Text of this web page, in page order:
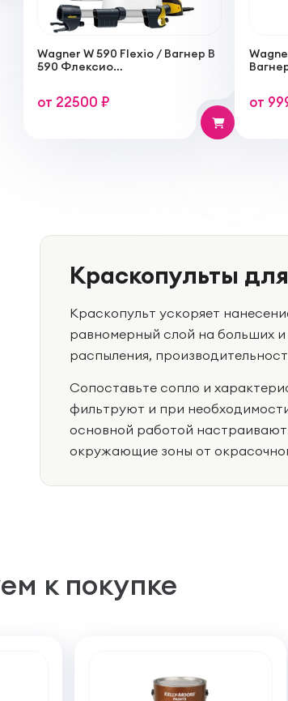
Wagner W 590 Flexio / Вагнер В
590 Флексио
латексных, водорастворимых
от 22500 ₽ от
Краскопульты
Краскопульт ускоряет
равномерный слой на больших
распыления,
Сопоставьте сопло и
фильтруют и при
основной работой
окружающие зоны от
к покупке